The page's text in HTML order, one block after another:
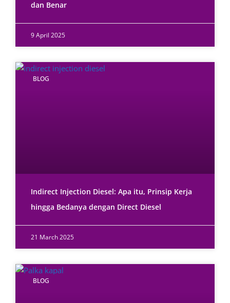
dan Benar
9 April 2025
BLOG
Indirect Injection Diesel: Apa itu, Prinsip Kerja
hingga Bedanya dengan Direct Diesel
21 March 2025
BLOG